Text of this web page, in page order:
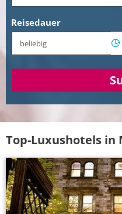
Reisedauer
Top-Luxushotels in